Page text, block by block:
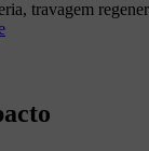
travagem